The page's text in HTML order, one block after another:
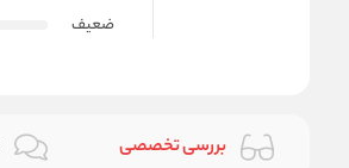
ضعیف
بررسی تخصصی